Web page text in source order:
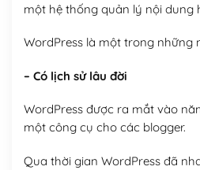
một hệ thống quản lý nội dung
WordPress là một trong những
– Có lịch sử lâu đời
WordPress được ra mắt vào
một công cụ cho các blogger.
Qua thời gian WordPress đã